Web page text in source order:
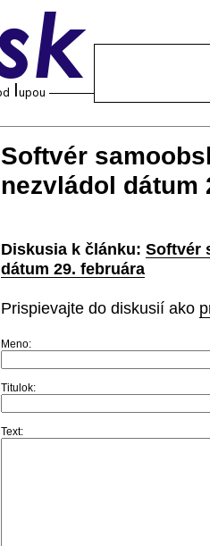
Softvér
nezvládol dátum
Diskusia k článku: Softvér
dátum 29. februára
Prispievajte do diskusií ako
Meno:
Titulok:
Text: